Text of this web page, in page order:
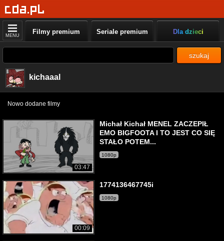
MENU Filmy premium Seriale premium Dla dzieci
szukaj
kichaaal
Nowo dodane filmy
03:47
Michał Kichał MENEL ZACZEPIŁ
EMO BIGFOOTA I TO JEST CO SIĘ
STAŁO POTEM...
1080p
00:09
1774136467745i
1080p